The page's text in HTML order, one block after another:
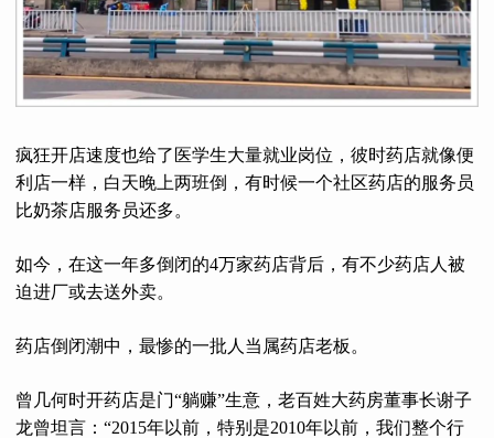
疯狂开店速度也给了医学生大量就业岗位，彼时药店就像便
利店一样，白天晚上两班倒，有时候一个社区药店的服务员
比奶茶店服务员还多。
如今，在这一年多倒闭的4万家药店背后，有不少药店人被
迫进厂或去送外卖。
药店倒闭潮中，最惨的一批人当属药店老板。
曾几何时开药店是门“躺赚”生意，老百姓大药房董事长谢子
龙曾坦言：“2015年以前，特别是2010年以前，我们整个行